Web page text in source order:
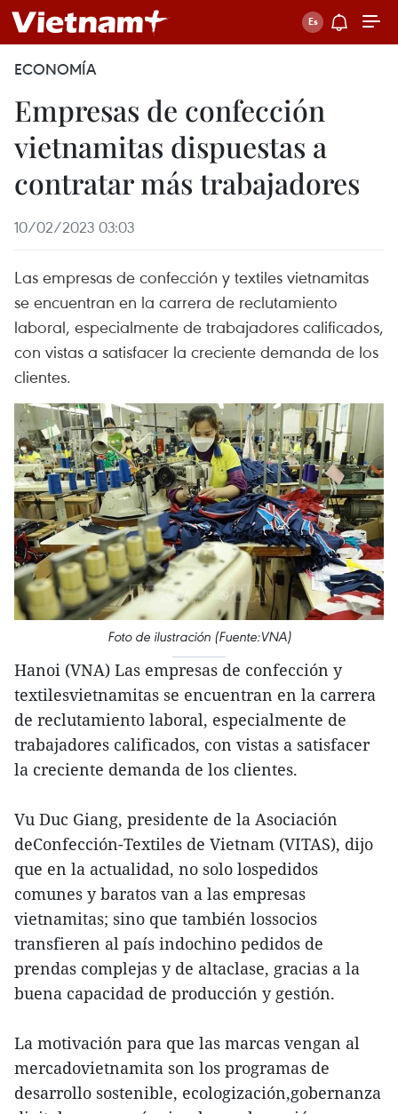
ECONOMÍA
Empresas de confección
vietnamitas dispuestas a
contratar más trabajadores
10/02/2023 03:03
Las empresas de confección y textiles vietnamitas
se encuentran en la carrera de reclutamiento
laboral, especialmente de trabajadores calificados,
con vistas a satisfacer la creciente demanda de los
clientes.
Foto de ilustración (Fuente:VNA)
Hanoi (VNA) Las empresas de confección y
textilesvietnamitas se encuentran en la carrera
de reclutamiento laboral, especialmente de
trabajadores calificados, con vistas a satisfacer
la creciente demanda de los clientes.
Vu Duc Giang, presidente de la Asociación
deConfección-Textiles de Vietnam (VITAS), dijo
que en la actualidad, no solo lospedidos
comunes y baratos van a las empresas
vietnamitas; sino que también lossocios
transfieren al país indochino pedidos de
prendas complejas y de altaclase, gracias a la
buena capacidad de producción y gestión.
La motivación para que las marcas vengan al
mercadovietnamita son los programas de
desarrollo sostenible, ecologización,gobernanza